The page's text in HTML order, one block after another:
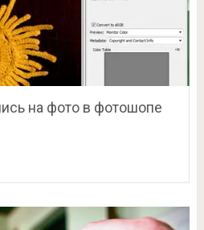
на фото в фотошопе